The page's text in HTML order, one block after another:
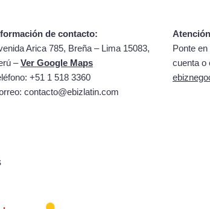
de contacto:
Arica 785, Breña – Lima 15083,
–Ver Google Maps
+51 1 518 3360
contacto@ebizlatin.com
Ponte
cuenta o